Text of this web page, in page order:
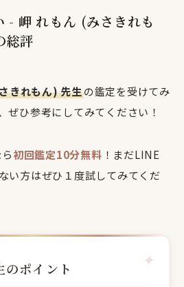
- 岬 れもん (みさきれも
総評
きれもん) 先生の鑑定を受けてみ
ぜひ参考にしてみてください！
初回鑑定10分無料 ！まだLINE
い方はぜひ１度試してみてくだ
のポイント